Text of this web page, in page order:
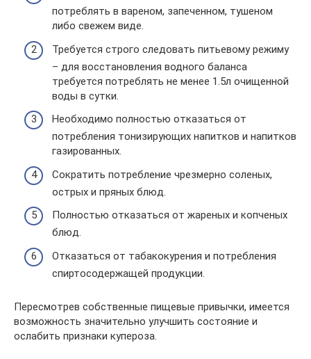
потреблять в вареном, запеченном, тушеном
либо свежем виде.
Требуется строго следовать питьевому режиму
– для восстановления водного баланса
требуется потреблять не менее 1.5л очищенной
воды в сутки.
Необходимо полностью отказаться от
потребления тонизирующих напитков и напитков
газированных.
Сократить потребление чрезмерно соленых,
острых и пряных блюд.
Полностью отказаться от жареных и копченых
блюд.
Отказаться от табакокурения и потребления
спиртосодержащей продукции.
Пересмотрев собственные пищевые привычки, имеется
возможность значительно улучшить состояние и
ослабить признаки купероза.